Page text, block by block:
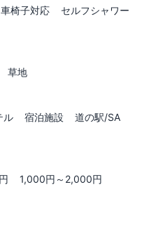
車椅子対応
セルフシャワー
草地
ル 宿泊施設
道の駅/SA
1,000円～2,000円